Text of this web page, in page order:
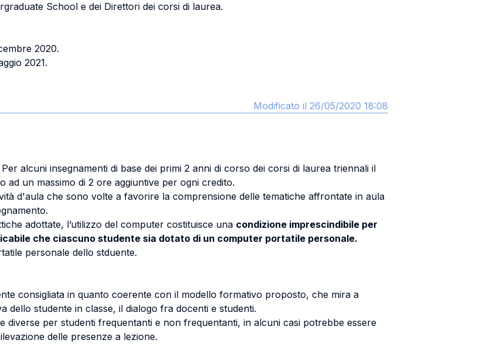
School e dei Direttori dei corsi di laurea.
2020.
2021.
Modificato il 26/05/2020 18:08
alcuni insegnamenti di base dei primi 2 anni di corso dei corsi di laurea triennali il
ad un massimo di 2 ore aggiuntive per ogni credito.
d'aula che sono volte a favorire la comprensione delle tematiche affrontate in aula
adottate, l’utilizzo del computer costituisce una condizione imprescindibile per
che ciascuno studente sia dotato di un computer portatile personale.
personale dello stduente.
consigliata in quanto coerente con il modello formativo proposto, che mira a
studente in classe, il dialogo fra docenti e studenti.
diverse per studenti frequentanti e non frequentanti, in alcuni casi potrebbe essere
delle presenze a lezione.